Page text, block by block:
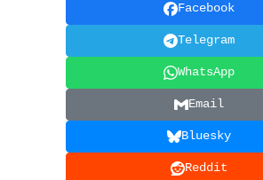
Facebook
Telegram
WhatsApp
Email
Bluesky
Reddit